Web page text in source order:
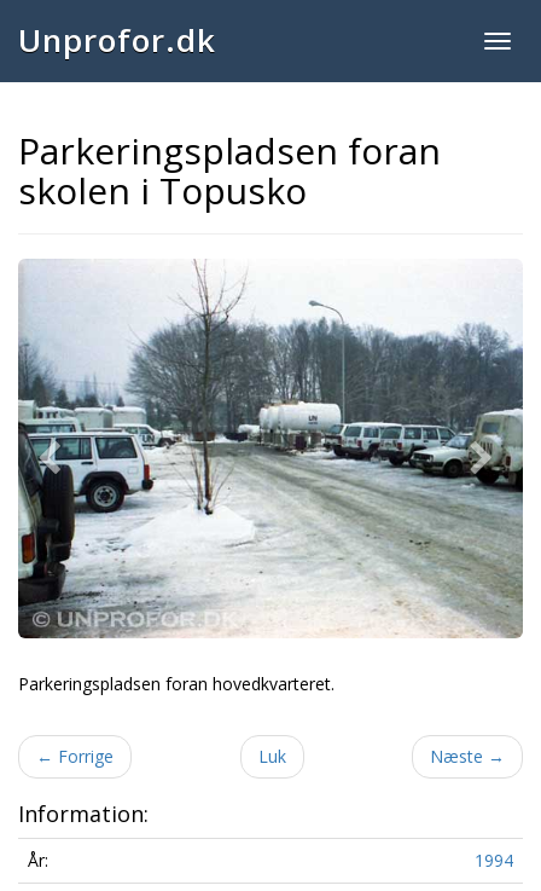
Unprofor.dk
Parkeringspladsen foran
skolen i Topusko
Previous
Parkeringspladsen foran hovedkvarteret.
← Forrige Luk Næste →
Information:
År:
1994